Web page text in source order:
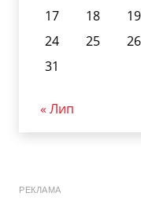
17
18 19
24
25 26
31
« Лип
РЕКЛАМА